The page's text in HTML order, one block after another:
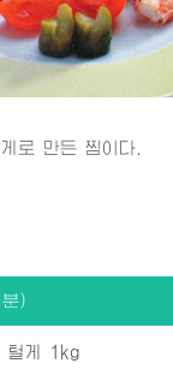
로 만든 찜이다.
)
털게 1kg